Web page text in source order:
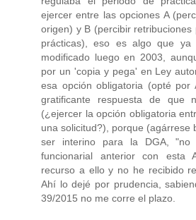
ejercer entre las opciones A
origen) y B (percibir
prácticas), eso es algo que ya
modificado luego en 2003,
por un 'copia y pega' en Ley
esa opción obligatoria (opté
gratificante respuesta de que
(¿ejercer la opción obligatoria
una solicitud?), porque (agárrese
ser interino para la DGA, "no
funcionarial anterior con esta
recurso a ello y no he recibido
Ahí lo dejé por prudencia,
39/2015 no me corre el plazo.